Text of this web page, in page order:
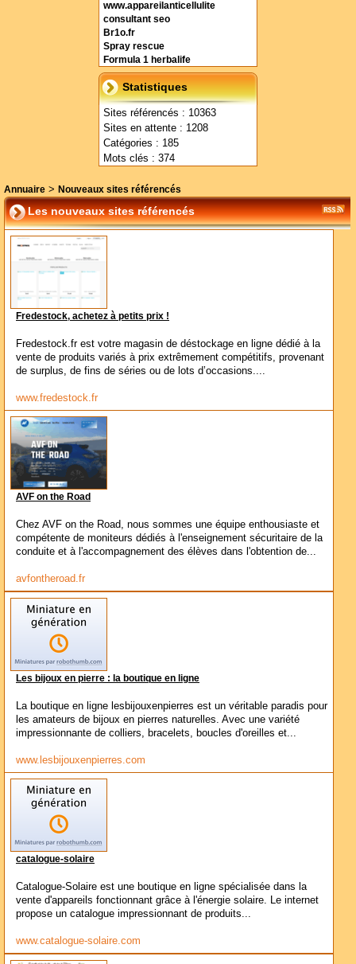
www.appareilanticellulite
consultant seo
Br1o.fr
Spray rescue
Formula 1 herbalife
Statistiques
Sites référencés : 10363
Sites en attente : 1208
Catégories : 185
Mots clés : 374
Annuaire > Nouveaux sites référencés
Les nouveaux sites référencés
Fredestock, achetez à petits prix !
Fredestock.fr est votre magasin de déstockage en ligne dédié à la
vente de produits variés à prix extrêmement compétitifs, provenant
de surplus, de fins de séries ou de lots d’occasions....
www.fredestock.fr
AVF on the Road
Chez AVF on the Road, nous sommes une équipe enthousiaste et
compétente de moniteurs dédiés à l'enseignement sécuritaire de la
conduite et à l'accompagnement des élèves dans l'obtention de...
avfontheroad.fr
Les bijoux en pierre : la boutique en ligne
La boutique en ligne lesbijouxenpierres est un véritable paradis pour
les amateurs de bijoux en pierres naturelles. Avec une variété
impressionnante de colliers, bracelets, boucles d'oreilles et...
www.lesbijouxenpierres.com
catalogue-solaire
Catalogue-Solaire est une boutique en ligne spécialisée dans la
vente d'appareils fonctionnant grâce à l'énergie solaire. Le internet
propose un catalogue impressionnant de produits...
www.catalogue-solaire.com